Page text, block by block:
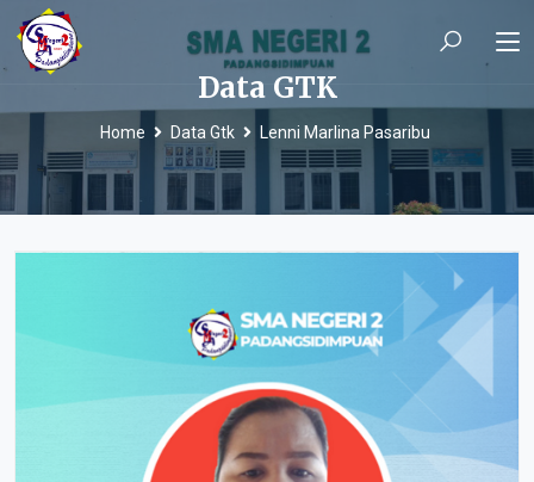
Data GTK
Home Data Gtk Lenni Marlina Pasaribu